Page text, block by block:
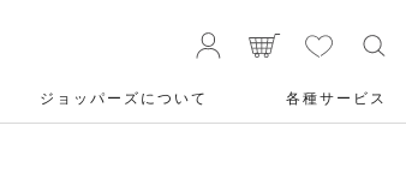
ジョッパーズについて 各種サービス